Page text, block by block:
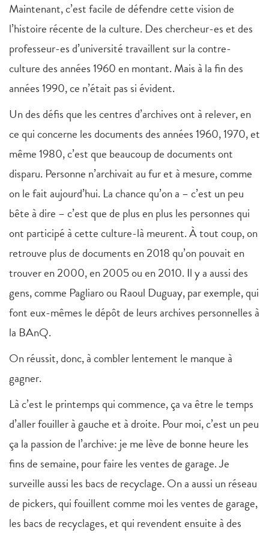
Maintenant, c’est facile de défendre cette vision de
l’histoire récente de la culture. Des chercheur-es et des
professeur-es d’université travaillent sur la contre-
culture des années 1960 en montant. Mais à la fin des
années 1990, ce n’était pas si évident.
Un des défis que les centres d’archives ont à relever, en
ce qui concerne les documents des années 1960, 1970, et
même 1980, c’est que beaucoup de documents ont
disparu. Personne n’archivait au fur et à mesure, comme
on le fait aujourd’hui. La chance qu’on a – c’est un peu
bête à dire – c’est que de plus en plus les personnes qui
ont participé à cette culture-là meurent. À tout coup, on
retrouve plus de documents en 2018 qu’on pouvait en
trouver en 2000, en 2005 ou en 2010. Il y a aussi des
gens, comme Pagliaro ou Raoul Duguay, par exemple, qui
font eux-mêmes le dépôt de leurs archives personnelles à
la BAnQ.
On réussit, donc, à combler lentement le manque à
gagner.
Là c’est le printemps qui commence, ça va être le temps
d’aller fouiller à gauche et à droite. Pour moi, c’est un peu
ça la passion de l’archive: je me lève de bonne heure les
fins de semaine, pour faire les ventes de garage. Je
surveille aussi les bacs de recyclage. On a aussi un réseau
de pickers, qui fouillent comme moi les ventes de garage,
les bacs de recyclages, et qui revendent ensuite à des